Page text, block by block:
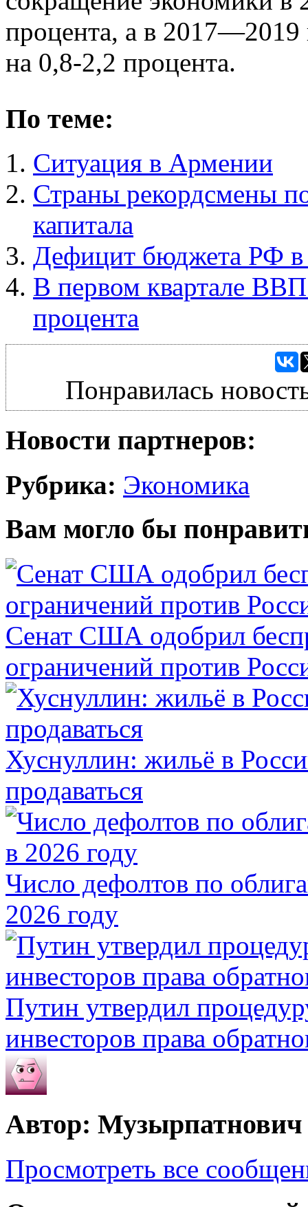
процента, а в 2017—2019
на 0,8-2,2 процента.
По теме:
Ситуация в Армении
Страны рекордсмены
капитала
Дефицит бюджета РФ в
В первом квартале
процента
Понравилась
Новости партнеров:
Рубрика: Экономика
Вам могло бы
Сенат США одобрил
ограничений против
Хуснуллин: жильё в
продаваться
Число дефолтов по
2026 году
Путин утвердил
инвесторов права
Автор: Музырпатнович
Просмотреть все